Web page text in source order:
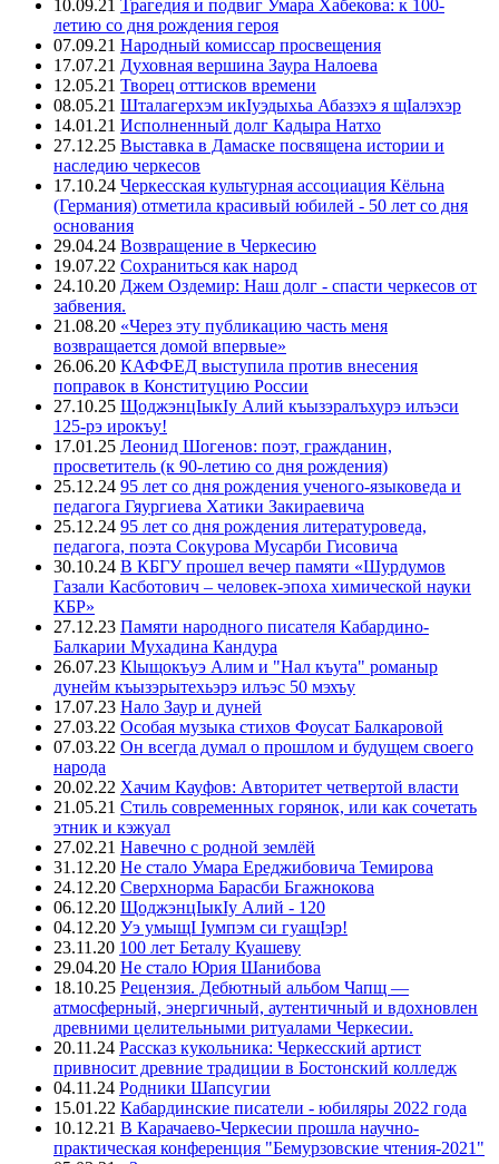
10.09.21 Трагедия и подвиг Умара Хабекова: к 100-
летию со дня рождения героя
07.09.21 Народный комиссар просвещения
17.07.21 Духовная вершина Заура Налоева
12.05.21 Творец оттисков времени
08.05.21 Шталагерхэм икIуэдыхьа Абазэхэ я щIалэхэр
14.01.21 Исполненный долг Кадыра Натхо
27.12.25 Выставка в Дамаске посвящена истории и
наследию черкесов
17.10.24 Черкесская культурная ассоциация Кёльна
(Германия) отметила красивый юбилей - 50 лет со дня
основания
29.04.24 Возвращение в Черкесию
19.07.22 Сохраниться как народ
24.10.20 Джем Оздемир: Наш долг - спасти черкесов от
забвения.
21.08.20 «Через эту публикацию часть меня
возвращается домой впервые»
26.06.20 КАФФЕД выступила против внесения
поправок в Конституцию России
27.10.25 ЩоджэнцIыкIу Алий къызэралъхурэ илъэси
125-рэ ирокъу!
17.01.25 Леонид Шогенов: поэт, гражданин,
просветитель (к 90-летию со дня рождения)
25.12.24 95 лет со дня рождения ученого-языковеда и
педагога Гяургиева Хатики Закираевича
25.12.24 95 лет со дня рождения литературоведа,
педагога, поэта Сокурова Мусарби Гисовича
30.10.24 В КБГУ прошел вечер памяти «Шурдумов
Газали Касботович – человек-эпоха химической науки
КБР»
27.12.23 Памяти народного писателя Кабардино-
Балкарии Мухадина Кандура
26.07.23 Кlыщокъуэ Алим и "Нал къута" романыр
дунейм къызэрытехьэрэ илъэс 50 мэхъу
17.07.23 Нало Заур и дуней
27.03.22 Особая музыка стихов Фоусат Балкаровой
07.03.22 Он всегда думал о прошлом и будущем своего
народа
20.02.22 Хачим Кауфов: Авторитет четвертой власти
21.05.21 Стиль современных горянок, или как сочетать
этник и кэжуал
27.02.21 Навечно с родной землёй
31.12.20 Не стало Умара Ереджибовича Темирова
24.12.20 Сверхнорма Барасби Бгажнокова
06.12.20 ЩоджэнцIыкIу Алий - 120
04.12.20 Уэ умыщI Iумпэм си гуащIэр!
23.11.20 100 лет Беталу Куашеву
29.04.20 Не стало Юрия Шанибова
18.10.25 Рецензия. Дебютный альбом Чапщ —
атмосферный, энергичный, аутентичный и вдохновлен
древними целительными ритуалами Черкесии.
20.11.24 Рассказ кукольника: Черкесский артист
привносит древние традиции в Бостонский колледж
04.11.24 Родники Шапсугии
15.01.22 Кабардинские писатели - юбиляры 2022 года
10.12.21 В Карачаево-Черкесии прошла научно-
практическая конференция "Бемурзовские чтения-2021"